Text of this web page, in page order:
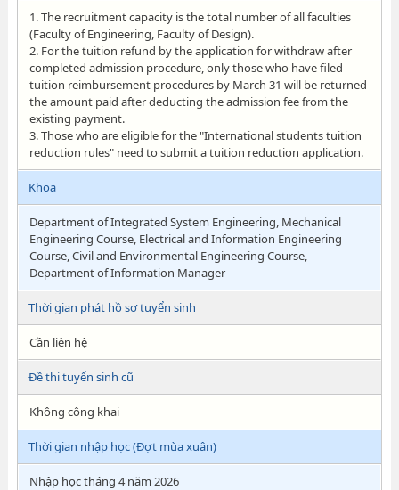
1. The recruitment capacity is the total number of all faculties
(Faculty of Engineering, Faculty of Design).
2. For the tuition refund by the application for withdraw after
completed admission procedure, only those who have filed
tuition reimbursement procedures by March 31 will be returned
the amount paid after deducting the admission fee from the
existing payment.
3. Those who are eligible for the "International students tuition
reduction rules" need to submit a tuition reduction application.
Khoa
Department of Integrated System Engineering, Mechanical
Engineering Course, Electrical and Information Engineering
Course, Civil and Environmental Engineering Course,
Department of Information Manager
Thời gian phát hồ sơ tuyển sinh
Cần liên hệ
Đề thi tuyển sinh cũ
Không công khai
Thời gian nhập học (Đợt mùa xuân)
Nhập học tháng 4 năm 2026